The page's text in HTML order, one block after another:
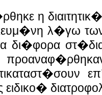
η
λ�γω
δι�φορα